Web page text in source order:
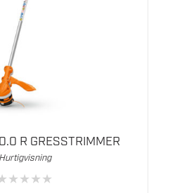
R GRESSTRIMMER
Hurtigvisning
★★★★